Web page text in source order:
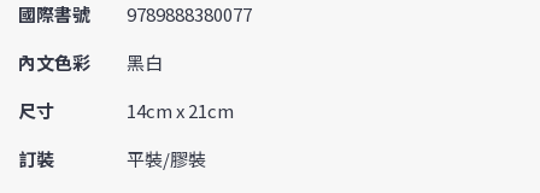
國際書號
9789888380077
內文色彩
黑白
尺寸
14cm x 21cm
訂裝
平裝/膠裝